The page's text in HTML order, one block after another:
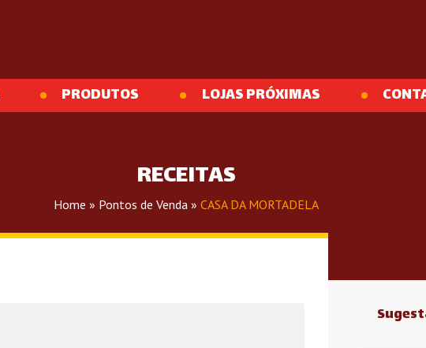
PRODUTOS LOJAS PRÓXIMAS
RECEITAS
Home » Pontos de Venda » CASA DA MORTADELA